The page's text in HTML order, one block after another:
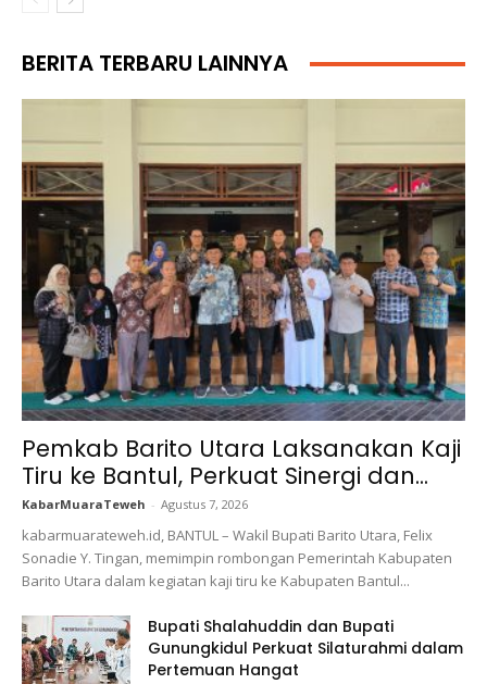
BERITA TERBARU LAINNYA
Pemkab Barito Utara Laksanakan Kaji
Tiru ke Bantul, Perkuat Sinergi dan...
KabarMuaraTeweh - Agustus 7, 2026
kabarmuarateweh.id, BANTUL – Wakil Bupati Barito Utara, Felix
Sonadie Y. Tingan, memimpin rombongan Pemerintah Kabupaten
Barito Utara dalam kegiatan kaji tiru ke Kabupaten Bantul...
Bupati Shalahuddin dan Bupati
Gunungkidul Perkuat Silaturahmi dalam
Pertemuan Hangat